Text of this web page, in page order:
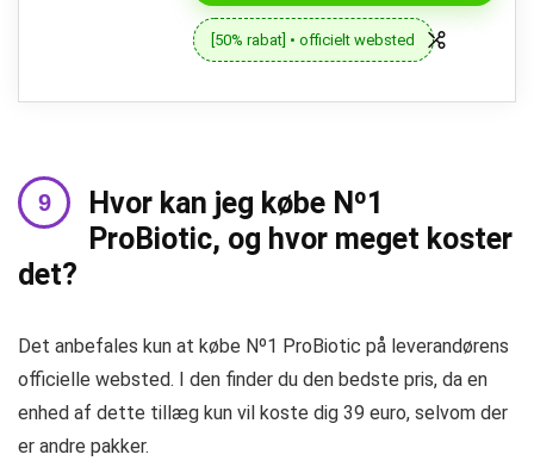
[50% rabat] • officielt websted
Hvor kan jeg købe Nº1
ProBiotic, og hvor meget koster
det?
Det anbefales kun at købe Nº1 ProBiotic på leverandørens
officielle websted. I den finder du den bedste pris, da en
enhed af dette tillæg kun vil koste dig 39 euro, selvom der
er andre pakker.